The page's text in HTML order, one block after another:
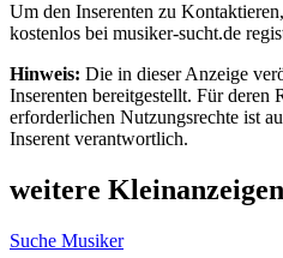
Um den Inserenten zu Kontaktieren,
kostenlos bei musiker-sucht.de
Hinweis: Die in dieser Anzeige
Inserenten bereitgestellt. Für deren
erforderlichen Nutzungsrechte ist
Inserent verantwortlich.
weitere
Suche Musiker